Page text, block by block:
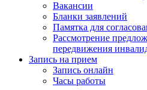
Вакансии
Бланки заявлений
Памятка для
Рассмотрение
передвижения
Запись на прием
Запись онлайн
Часы работы